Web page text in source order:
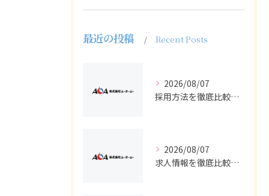
最近の投稿 Recent Posts
2026/08/07
採用方法を徹底比較求人広告でバイトと正社員の最適解を探る
2026/08/07
求人情報を徹底比較して正社員やバイトを効率よく見つける実践ガイド